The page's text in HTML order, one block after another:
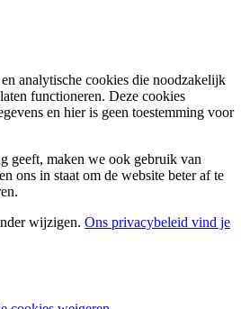
analytische cookies die noodzakelijk
functioneren. Deze cookies
en hier is geen toestemming voor
geeft, maken we ook gebruik van
ons in staat om de website beter af te
wijzigen. Ons privacybeleid vind je